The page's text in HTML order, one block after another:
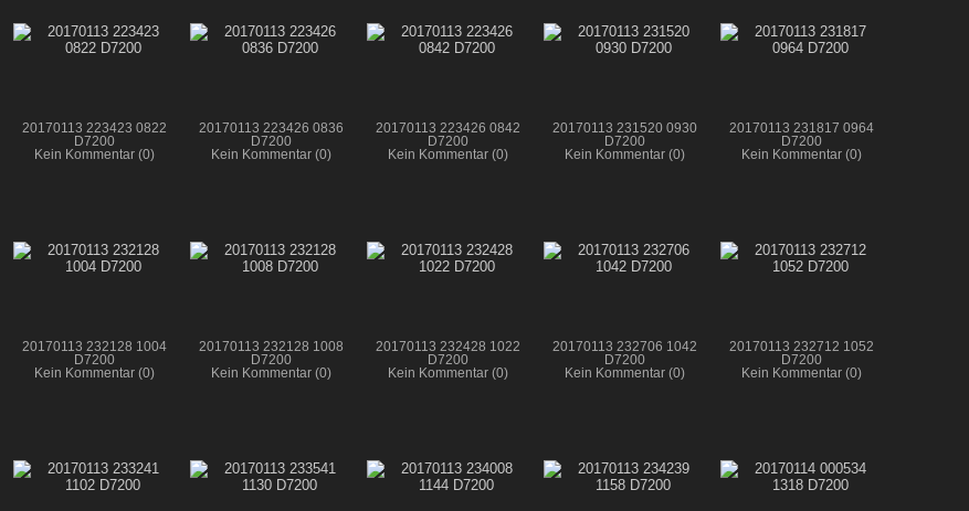
20170113 223423 0822
D7200
Kein Kommentar (0)
20170113 223426 0836
D7200
Kein Kommentar (0)
20170113 223426 0842
D7200
Kein Kommentar (0)
20170113 231520 0930
D7200
Kein Kommentar (0)
20170113 231817 0964
D7200
Kein Kommentar (0)
20170113 232128 1004
D7200
Kein Kommentar (0)
20170113 232128 1008
D7200
Kein Kommentar (0)
20170113 232428 1022
D7200
Kein Kommentar (0)
20170113 232706 1042
D7200
Kein Kommentar (0)
20170113 232712 1052
D7200
Kein Kommentar (0)